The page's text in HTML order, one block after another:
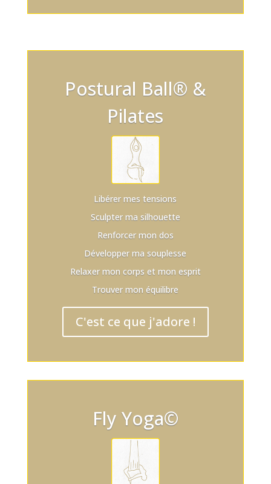
Postural Ball® &
Pilates
Libérer mes tensions
Sculpter ma silhouette
Renforcer mon dos
Développer ma souplesse
Relaxer mon corps et mon esprit
Trouver mon équilibre
C'est ce que j'adore !
Fly Yoga©